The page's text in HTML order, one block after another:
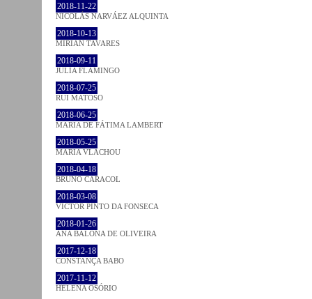
2018-11-22
NICOLÁS NARVÁEZ ALQUINTA
2018-10-13
MIRIAN TAVARES
2018-09-11
JULIA FLAMINGO
2018-07-25
RUI MATOSO
2018-06-25
MARIA DE FÁTIMA LAMBERT
2018-05-25
MARIA VLACHOU
2018-04-18
BRUNO CARACOL
2018-03-08
VICTOR PINTO DA FONSECA
2018-01-26
ANA BALONA DE OLIVEIRA
2017-12-18
CONSTANÇA BABO
2017-11-12
HELENA OSÓRIO